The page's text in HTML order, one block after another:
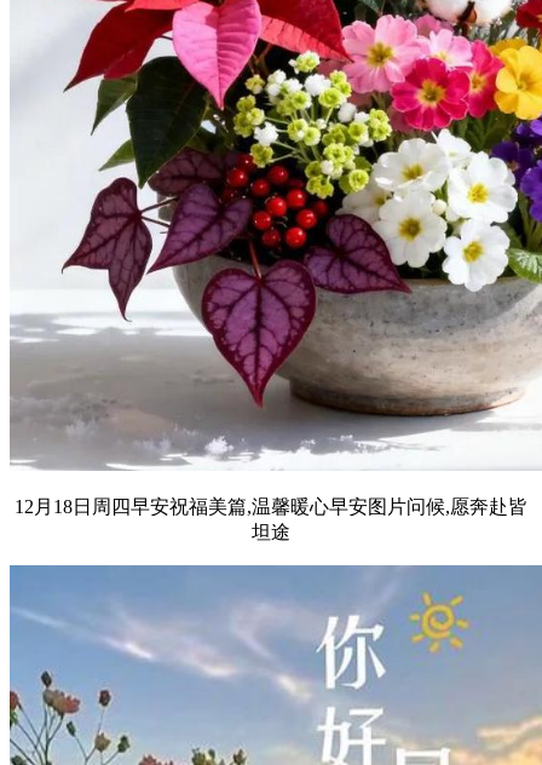
12月18日周四早安祝福美篇,温馨暖心早安图片问候,愿奔赴皆
坦途